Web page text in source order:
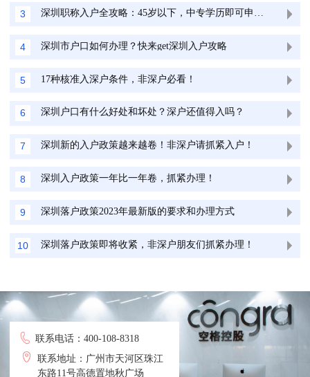
3
4 深圳市户口如何办理？快来get深圳入户攻略
5 17种核准入深户条件，非深户必看！
6 深圳户口有什么好处和坏处？深户还值得入吗？
7 深圳新的入户政策越来越卷！非深户请抓紧入户！
8 深圳入户政策一年比一年卷，抓紧办理！
9 深圳落户政策2023年最新版的要求和办理方式
10 深圳落户政策即将收紧，非深户朋友们抓紧办理！
联系电话：400-108-8318
联系地址：广州市天河区珠江
东路11号高德置地秋广场